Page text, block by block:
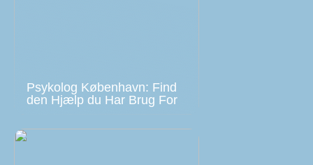
Psykolog København: Find
den Hjælp du Har Brug For